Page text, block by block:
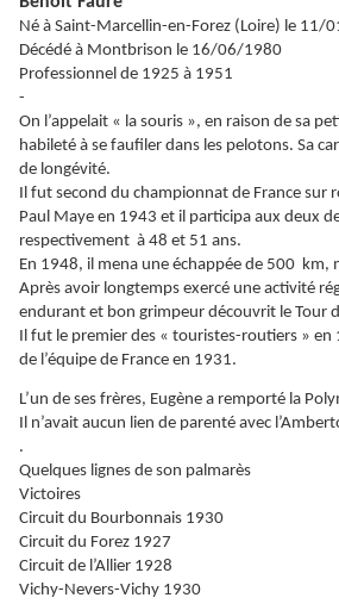
Né à Saint-Marcellin-en-Forez (Loire) le 11/
Décédé à Montbrison le 16/06/1980
Professionnel de 1925 à 1951
-
On l’appelait « la souris », en raison de sa
habileté à se faufiler dans les pelotons. Sa
de longévité.
Il fut second du championnat de France sur
Paul Maye en 1943 et il participa aux deux
respectivement à 48 et 51 ans.
En 1948, il mena une échappée de 500 km,
Après avoir longtemps exercé une activité
endurant et bon grimpeur découvrit le Tour
Il fut le premier des « touristes-routiers »
de l’équipe de France en 1931.
L’un de ses frères, Eugène a remporté la
Il n’avait aucun lien de parenté avec
.
Quelques lignes de son palmarès
Victoires
Circuit du Bourbonnais 1930
Circuit du Forez 1927
Circuit de l’Allier 1928
Vichy-Nevers-Vichy 1930